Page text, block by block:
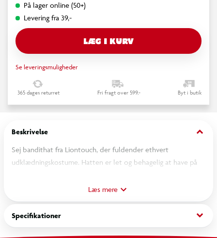
På lager online (50+)
Levering fra 39,-
LÆG I KURV
Se leveringsmuligheder
365 dages returret Fri fragt over 599,- Byt i butik
Beskrivelse keyboard_arrow_down
Sej bandithat fra Liontouch, der fuldender ethvert
udklædningskostume. Hatten er let og behagelig at have på
Læs mere
Specifikationer keyboard_arrow_down